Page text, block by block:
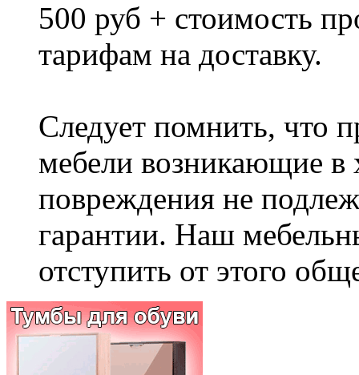
500 руб + стоимость
тарифам на доставку.
Следует помнить, что
мебели возникающие в
повреждения не
гарантии. Наш
отступить от этого